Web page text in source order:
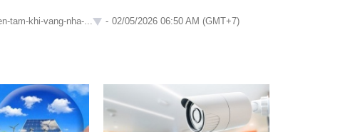
tam-khi-vang-nha-... - 02/05/2026 06:50 AM (GMT+7)